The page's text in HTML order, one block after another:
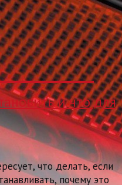
и что для
что делать, если
почему это